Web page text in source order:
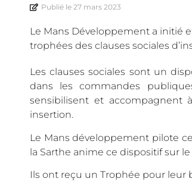
Publié le 27 mars 2023
Le Mans Développement a initié
trophées des clauses sociales
Les clauses sociales sont un
dans les commandes
sensibilisent et accompagnent
insertion.
Le Mans développement pilote
la Sarthe anime ce dispositif sur
Ils ont reçu un Trophée pour leur